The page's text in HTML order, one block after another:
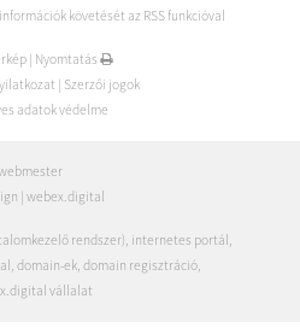
követését az RSS funkcióval
| Nyomtatás
Szerzői jogok
adatok védelme
webex.digital
rendszer), internetes portál ,
, domain-ek, domain regisztráció,
vállalat